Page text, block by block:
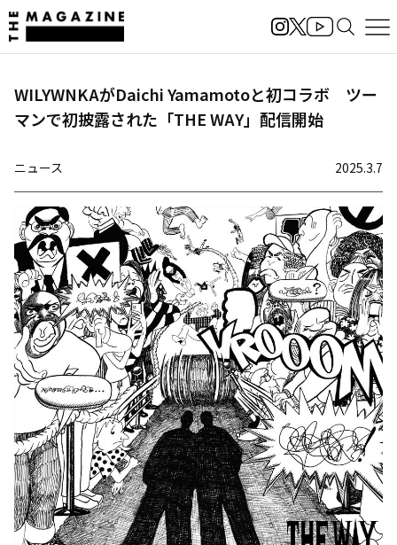
WILYWNKAがDaichi Yamamotoと初コラボ ツー
マンで初披露された「THE WAY」配信開始
ニュース 2025.3.7